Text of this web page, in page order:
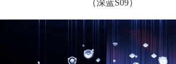
（深蓝S09）